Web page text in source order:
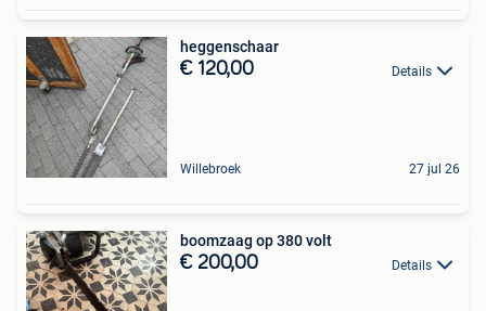
heggenschaar
€ 120,00 Details
Willebroek 27 jul 26
boomzaag op 380 volt
€ 200,00 Details